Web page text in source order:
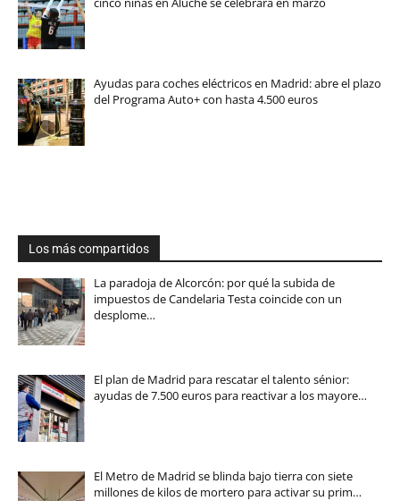
Ayudas para coches eléctricos en Madrid: abre el plazo
del Programa Auto+ con hasta 4.500 euros
Los más compartidos
La paradoja de Alcorcón: por qué la subida de
impuestos de Candelaria Testa coincide con un
desplome…
El plan de Madrid para rescatar el talento sénior:
ayudas de 7.500 euros para reactivar a los mayore…
El Metro de Madrid se blinda bajo tierra con siete
millones de kilos de mortero para activar su prim…